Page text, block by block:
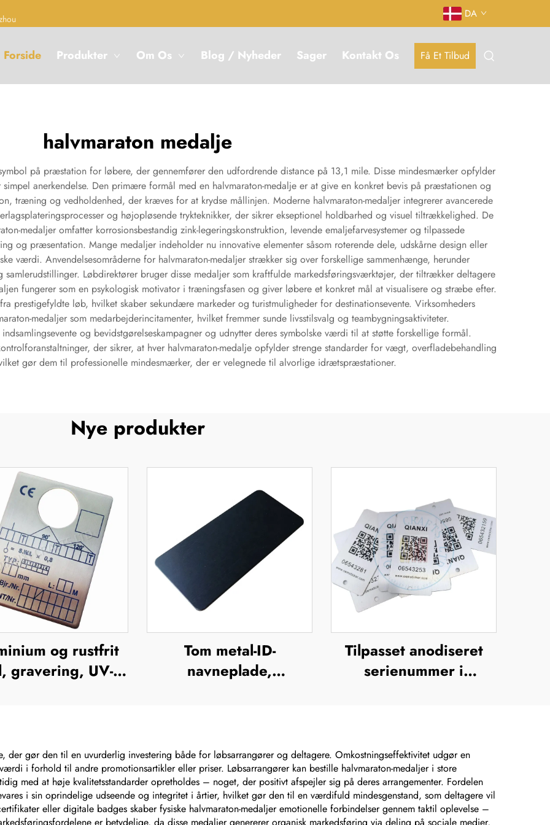
DA
Forside Produkter Om Os Blog / Nyheder Sager Kontakt Os Få Et Tilbud
halvmaraton medalje
på præstation for løbere, der gennemfører den udfordrende distance på 13,1 mile. Disse mindesmærker opfylder
anerkendelse. Den primære formål med en halvmaraton-medalje er at give en konkret bevis på præstationen og
træning og vedholdenhed, der kræves for at krydse mållinjen. Moderne halvmaraton-medaljer integrerer avancerede
og højopløsende trykteknikker, der sikrer ekseptionel holdbarhed og visuel tiltrækkelighed. De
medaljer omfatter korrosionsbestandig zink-legeringskonstruktion, levende emaljefarvesystemer og tilpassede
og præsentation. Mange medaljer indeholder nu innovative elementer såsom roterende dele, udskårne design eller
værdi. Anvendelsesområderne for halvmaraton-medaljer strækker sig over forskellige sammenhænge, herunder
Løbdirektører bruger disse medaljer som kraftfulde markedsføringsværktøjer, der tiltrækker deltagere
fungerer som en psykologisk motivator i træningsfasen og giver løbere et konkret mål at visualisere og stræbe efter.
prestigefyldte løb, hvilket skaber sekundære markeder og turistmuligheder for destinationsevente. Virksomheders
medaljer som medarbejderincitamenter, hvilket fremmer sunde livsstilsvalg og teambygningsaktiviteter.
og bevidstgørelseskampagner og udnytter deres symbolske værdi til at støtte forskellige formål.
der sikrer, at hver halvmaraton-medalje opfylder strenge standarder for vægt, overfladebehandling
gør dem til professionelle mindesmærker, der er velegnede til alvorlige idrætspræstationer.
Nye produkter
og rustfrit
gravering, UV-
forhøjet
metalplade
Tom metal-ID-
navneplade,
navneplade i rustfrit
stål, mærkeskilt
Tilpasset anodiseret
serienummer i
metalbrandnavn,
forhøjet metallogo-
plade
der gør den til en uvurderlig investering både for løbsarrangører og deltagere. Omkostningseffektivitet udgør en
i forhold til andre promotionsartikler eller priser. Løbsarrangører kan bestille halvmaraton-medaljer i store
med at høje kvalitetsstandarder opretholdes – noget, der positivt afspejler sig på deres arrangementer. Fordelen
i sin oprindelige udseende og integritet i årtier, hvilket gør den til en værdifuld mindesgenstand, som deltagere vil
eller digitale badges skaber fysiske halvmaraton-medaljer emotionelle forbindelser gennem taktil oplevelse –